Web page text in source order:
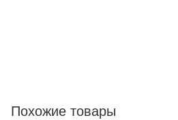
Похожие товары